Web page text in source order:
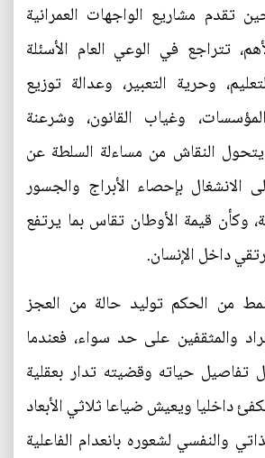
تقدم مشاريع الواجهات العمرانية
تتراجع في الوعي العام الأسئلة
وحرية التعبير، وعدالة توزيع
وغياب القانون، وشرعنة
يتحول النقاش من مساءلة السلطة عن
الانشغال بإحصاء الأبراج والجسور
وكأن قيمة الأوطان تقاس بما يرتفع
داخل الإنسان.
من الحكم توليد حالة من العجز
والمثقفين على حد سواء، فعندما
تفاصيل حياته وقضيته تدار بعقلية
داخليا ويعيش ضياعا ثلاثي الأبعاد
والنفسي لشعوره بانعدام الفاعلية